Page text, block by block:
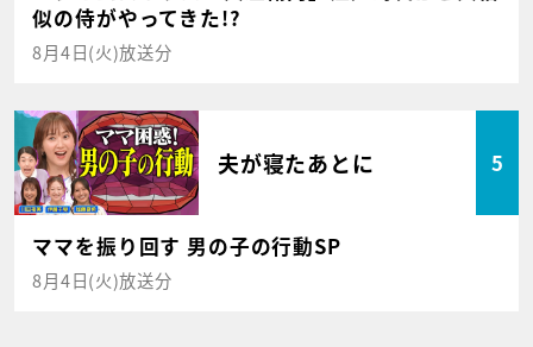
似の侍がやってきた!?
8月4日(火)放送分
夫が寝たあとに 5
ママを振り回す 男の子の行動SP
8月4日(火)放送分